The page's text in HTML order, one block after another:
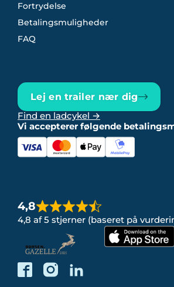
Fortrydelse
Betalingsmuligheder
FAQ
Lej en trailer nær dig
Find en ladcykel →
Vi accepterer følgende
4,8
4,8 af 5 stjerner (baseret på